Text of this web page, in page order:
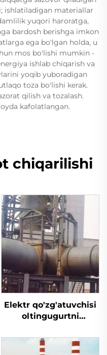
ishlatiladigan materiallar
yuqori haroratga,
bardosh berishga imkon
ega bo'lgan holda, u
mos bo'lishi mumkin -
ishlab chiqarish va
yoqib yuboradigan
toza bo'lishi kerak.
qilish va tozalash.
kafolatlangan.
chiqarilishi
Elektr qo'zg'atuvchisi
oltingugurtni
mo'ljallangan tiqin
valfi